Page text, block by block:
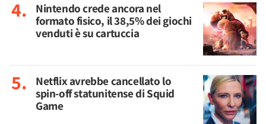
Nintendo crede ancora nel
formato fisico, il 38,5% dei giochi
venduti è su cartuccia
Netflix avrebbe cancellato lo
spin-off statunitense di Squid
Game